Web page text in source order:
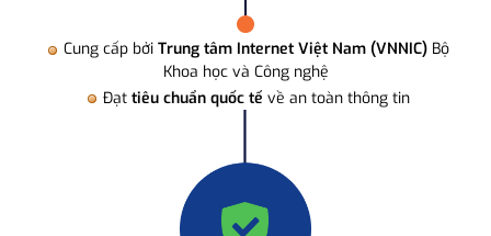
Cung cấp bởi Trung tâm Internet Việt Nam (VNNIC) Bộ
Khoa học và Công nghệ
Đạt tiêu chuẩn quốc tế về an toàn thông tin